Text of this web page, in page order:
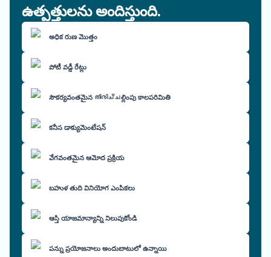
ఉత్పత్తులను అందిస్తుంది.
అధిక రుణ మొత్తం
పోటీ వడ్డీ రేట్లు
సౌకర్యవంతమైన തിരിച്ചల్లింపు కాలపరిమితి
కనీస డాక్యుమెంటేషన్
వేగవంతమైన ఆమోద ప్రక్రియ
బహుళ తుది వినియోగ ఎంపికలు
ఆస్తి యాజమాన్యాన్ని నిలుపుకోండి
పన్ను ప్రయోజనాలు అందుబాటులో ఉన్నాయి